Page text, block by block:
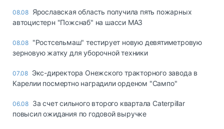
08.08 Ярославская область получила пять пожарных
автоцистерн "Пожснаб" на шасси МАЗ
08.08 "Ростсельмаш" тестирует новую девятиметровую
зерновую жатку для уборочной техники
07.08 Экс-директора Онежского тракторного завода в
Карелии посмертно наградили орденом "Сампо"
06.08 За счет сильного второго квартала Caterpillar
повысил ожидания по годовой выручке